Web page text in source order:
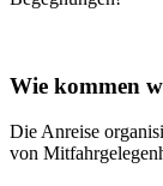
Wie kommen
Die Anreise
von